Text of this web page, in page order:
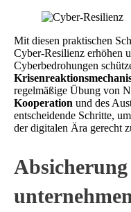
Mit diesen praktischen
Cyber-Resilienz erhöhen
Cyberbedrohungen
regelmäßige Übung von
Kooperation und des
entscheidende Schritte,
der digitalen Ära gerecht